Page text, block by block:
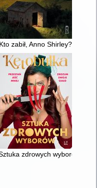
Kto zabił, Anno Shirley?
zdrowych wyborów :